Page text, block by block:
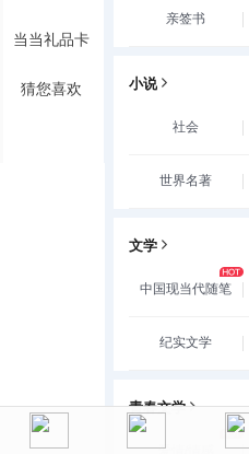
当当礼品卡
猜您喜欢
亲签书
小说
社会
世界名著
文学
中国现当代随笔
纪实文学
青春文学